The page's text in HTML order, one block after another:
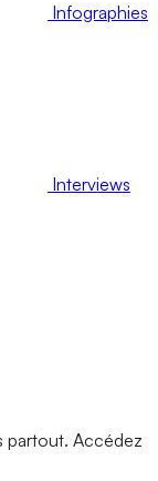
Infographies
Interviews
partout. Accédez